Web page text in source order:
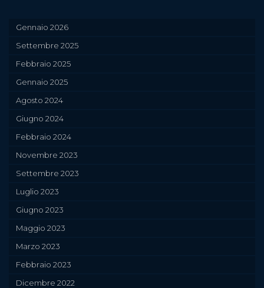
Gennaio 2026
Settembre 2025
Febbraio 2025
Gennaio 2025
Agosto 2024
Giugno 2024
Febbraio 2024
Novembre 2023
Settembre 2023
Luglio 2023
Giugno 2023
Maggio 2023
Marzo 2023
Febbraio 2023
Dicembre 2022